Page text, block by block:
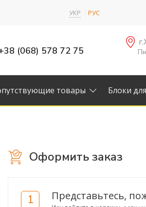
УКР РУС
(068) 578 72 75
товары Блоки
Оформить заказ
1 Представьтесь,